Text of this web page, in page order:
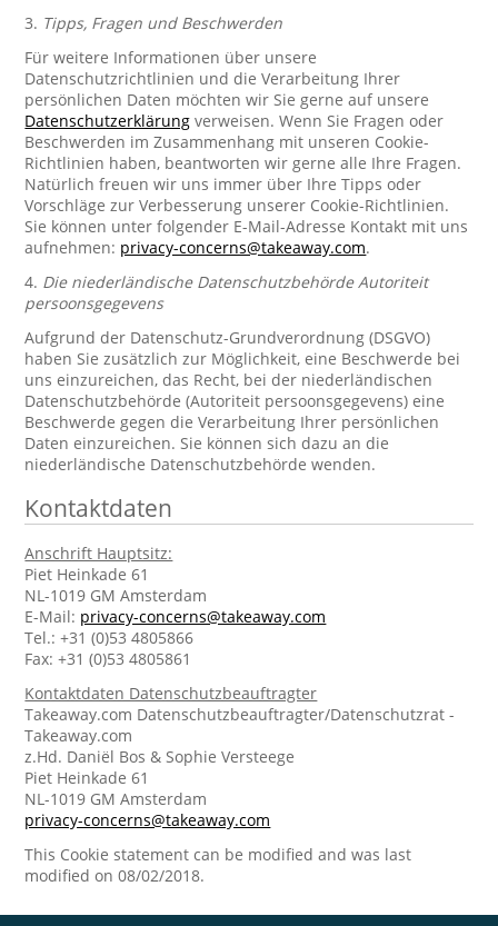
3. Tipps, Fragen und Beschwerden
Für weitere Informationen über unsere
Datenschutzrichtlinien und die Verarbeitung Ihrer
persönlichen Daten möchten wir Sie gerne auf unsere
Datenschutzerklärung verweisen. Wenn Sie Fragen oder
Beschwerden im Zusammenhang mit unseren Cookie-
Richtlinien haben, beantworten wir gerne alle Ihre Fragen.
Natürlich freuen wir uns immer über Ihre Tipps oder
Vorschläge zur Verbesserung unserer Cookie-Richtlinien.
Sie können unter folgender E-Mail-Adresse Kontakt mit uns
aufnehmen: privacy-concerns@takeaway.com.
4. Die niederländische Datenschutzbehörde Autoriteit
persoonsgegevens
Aufgrund der Datenschutz-Grundverordnung (DSGVO)
haben Sie zusätzlich zur Möglichkeit, eine Beschwerde bei
uns einzureichen, das Recht, bei der niederländischen
Datenschutzbehörde (Autoriteit persoonsgegevens) eine
Beschwerde gegen die Verarbeitung Ihrer persönlichen
Daten einzureichen. Sie können sich dazu an die
niederländische Datenschutzbehörde wenden.
Kontaktdaten
Anschrift Hauptsitz:
Piet Heinkade 61
NL-1019 GM Amsterdam
E-Mail: privacy-concerns@takeaway.com
Tel.: +31 (0)53 4805866
Fax: +31 (0)53 4805861
Kontaktdaten Datenschutzbeauftragter
Takeaway.com Datenschutzbeauftragter/Datenschutzrat -
Takeaway.com
z.Hd. Daniël Bos & Sophie Versteege
Piet Heinkade 61
NL-1019 GM Amsterdam
privacy-concerns@takeaway.com
This Cookie statement can be modified and was last
modified on 08/02/2018.